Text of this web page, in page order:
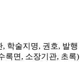
학술지명, 권호, 발행
록면, 소장기관, 초록)